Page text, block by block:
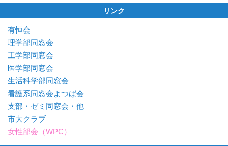
リンク
有恒会
理学部同窓会
工学部同窓会
医学部同窓会
生活科学部同窓会
看護系同窓会よつば会
支部・ゼミ同窓会・他
市大クラブ
女性部会（WPC）